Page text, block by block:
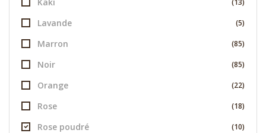
(13)
Lavande (5)
Marron (85)
Noir (85)
Orange (22)
Rose (18)
Rose poudré (10)